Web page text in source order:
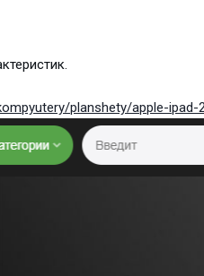
planshety/apple-ipad-